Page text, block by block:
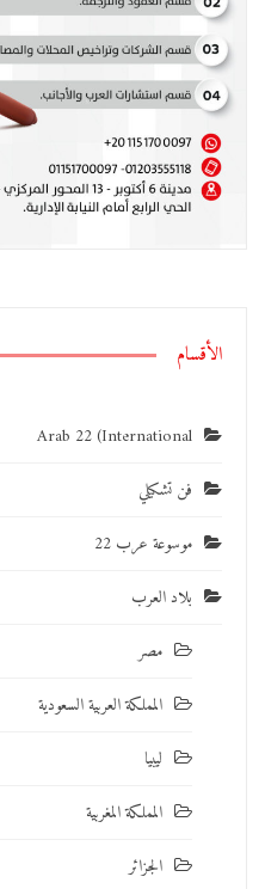
الأقسام
Arab 22 (International
فن تشكيلي
موسوعة عرب 22
بلاد العرب
مصر
المملكة العربية السعودية
ليبيا
المملكة المغربية
الجزائر